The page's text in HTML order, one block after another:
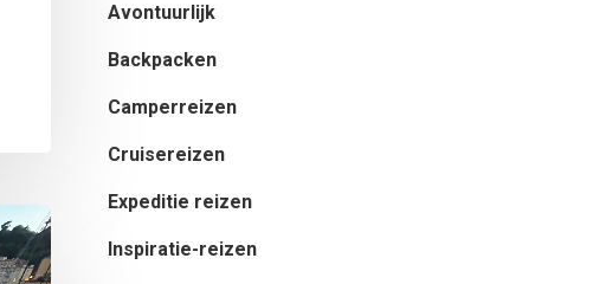
Avontuurlijk
Backpacken
Camperreizen
Cruisereizen
Expeditie reizen
Inspiratie-reizen